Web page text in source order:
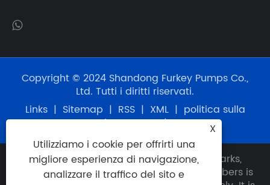
Copyright © 2024 Shandong Furkey Pumps Co.,
Ltd. Tutti i diritti riservati.
Links | Sitemap | RSS | XML | politica sulla
riservatezza |
Disclaimer: Any use of OEM names, trademarks,
model numbers, item numbers or part numbers is
X
Utilizziamo i cookie per offrirti una
migliore esperienza di navigazione,
analizzare il traffico del sito e